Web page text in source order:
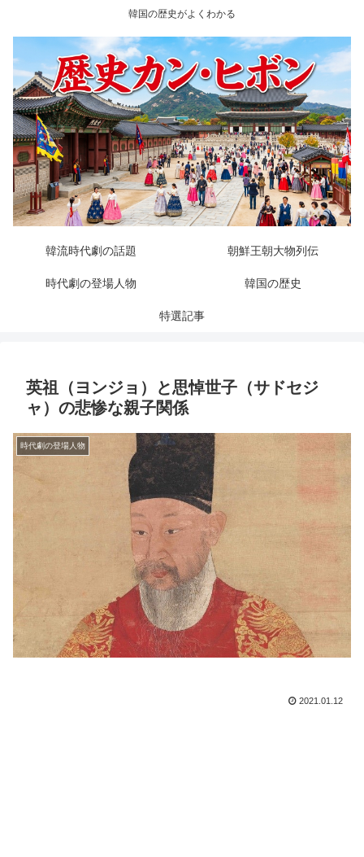
韓国の歴史がよくわかる
韓流時代劇の話題 朝鮮王朝大物列伝
時代劇の登場人物 韓国の歴史
特選記事
英祖（ヨンジョ）と思悼世子（サドセジ
ャ）の悲惨な親子関係
時代劇の登場人物
2021.01.12